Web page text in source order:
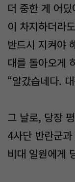
더 중한 게 어
이 차지하더라
반드시 지켜야
대를 돌아오게
“알갔습네다.
그 날로, 당장
4사단 반란군
비대 일원에게